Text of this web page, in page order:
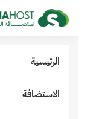
الرئيسية
الاستضافة